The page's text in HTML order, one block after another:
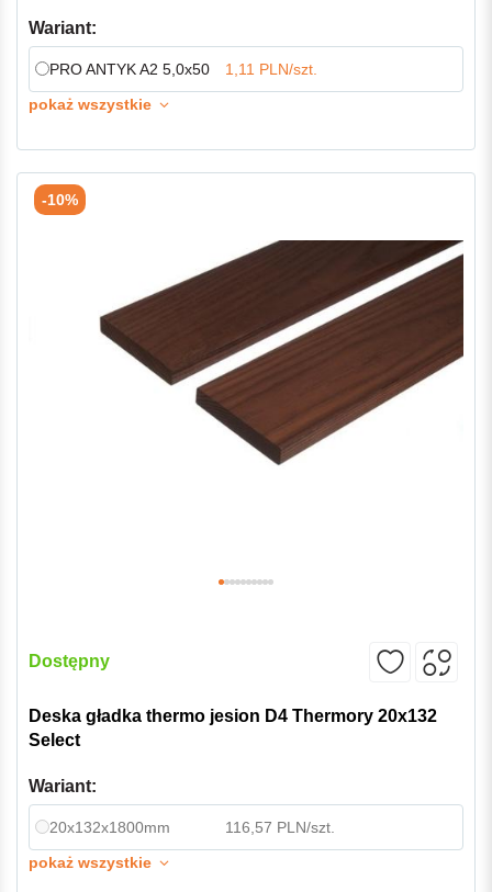
Wariant:
PRO ANTYK A2 5,0x50
1,11 PLN/szt.
pokaż wszystkie
-10%
Dostępny
Deska gładka thermo jesion D4 Thermory 20x132
Select
Wariant:
20x132x1800mm
116,57 PLN/szt.
pokaż wszystkie